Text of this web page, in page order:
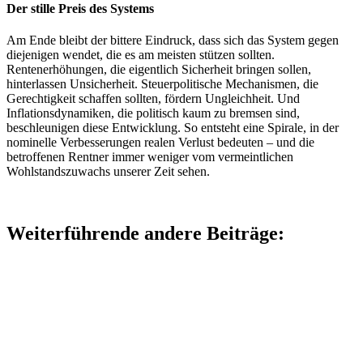
Der stille Preis des Systems
Am Ende bleibt der bittere Eindruck, dass sich das System gegen
diejenigen wendet, die es am meisten stützen sollten.
Rentenerhöhungen, die eigentlich Sicherheit bringen sollen,
hinterlassen Unsicherheit. Steuerpolitische Mechanismen, die
Gerechtigkeit schaffen sollten, fördern Ungleichheit. Und
Inflationsdynamiken, die politisch kaum zu bremsen sind,
beschleunigen diese Entwicklung. So entsteht eine Spirale, in der
nominelle Verbesserungen realen Verlust bedeuten – und die
betroffenen Rentner immer weniger vom vermeintlichen
Wohlstandszuwachs unserer Zeit sehen.
Weiterführende andere Beiträge: